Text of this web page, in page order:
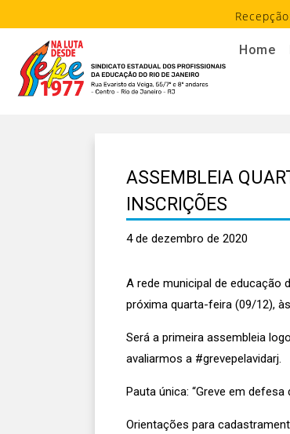
Home
ASSEMBLEIA
INSCRIÇÕES
4 de dezembro de 2020
A rede municipal de educação
próxima quarta-feira (09/12),
Será a primeira assembleia
avaliarmos a #grevepelavidarj.
Pauta única: “Greve em
Orientações para